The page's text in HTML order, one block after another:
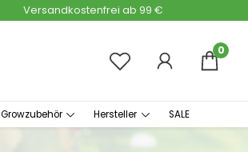
Versandkostenfrei ab 99 €
0
Growzubehör Hersteller SALE